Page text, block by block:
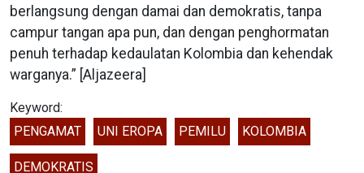
berlangsung dengan damai dan demokratis, tanpa
campur tangan apa pun, dan dengan penghormatan
penuh terhadap kedaulatan Kolombia dan kehendak
warganya.” [Aljazeera]
Keyword:
PENGAMAT
UNI EROPA PEMILU KOLOMBIA
DEMOKRATIS